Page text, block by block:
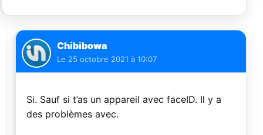
Chibibowa
Le 25 octobre 2021 à 10:07
Si. Sauf si t’as un appareil avec faceID. Il y a
des problèmes avec.